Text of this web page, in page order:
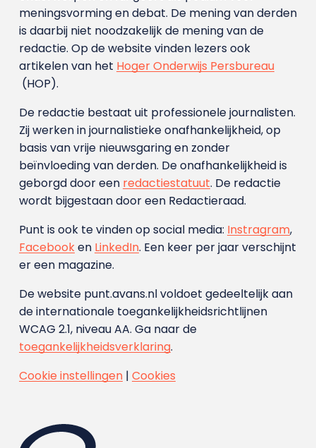
meningsvorming en debat. De mening van derden
is daarbij niet noodzakelijk de mening van de
redactie. Op de website vinden lezers ook
artikelen van het Hoger Onderwijs Persbureau
(HOP).
De redactie bestaat uit professionele journalisten.
Zij werken in journalistieke onafhankelijkheid, op
basis van vrije nieuwsgaring en zonder
beïnvloeding van derden. De onafhankelijkheid is
geborgd door een redactiestatuut. De redactie
wordt bijgestaan door een Redactieraad.
Punt is ook te vinden op social media: Instragram,
Facebooken LinkedIn. Een keer per jaar verschijnt
er een magazine.
De website punt.avans.nl voldoet gedeeltelijk aan
de internationale toegankelijkheidsrichtlijnen
WCAG 2.1, niveau AA. Ga naar de
toegankelijkheidsverklaring.
Cookie instellingen| Cookies